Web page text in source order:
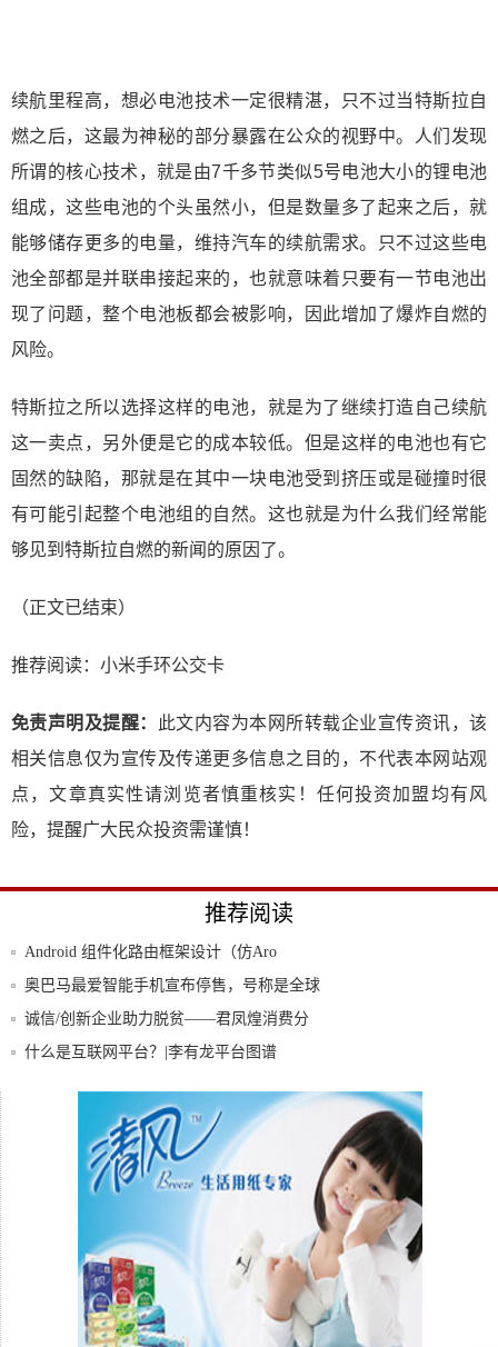
续航里程高，想必电池技术一定很精湛，只不过当特斯拉自
燃之后，这最为神秘的部分暴露在公众的视野中。人们发现
所谓的核心技术，就是由7千多节类似5号电池大小的锂电池
组成，这些电池的个头虽然小，但是数量多了起来之后，就
能够储存更多的电量，维持汽车的续航需求。只不过这些电
池全部都是并联串接起来的，也就意味着只要有一节电池出
现了问题，整个电池板都会被影响，因此增加了爆炸自燃的
风险。
特斯拉之所以选择这样的电池，就是为了继续打造自己续航
这一卖点，另外便是它的成本较低。但是这样的电池也有它
固然的缺陷，那就是在其中一块电池受到挤压或是碰撞时很
有可能引起整个电池组的自然。这也就是为什么我们经常能
够见到特斯拉自燃的新闻的原因了。
（正文已结束）
推荐阅读： 小米手环公交卡
免责声明及提醒：
此文内容为本网所转载企业宣传资讯，该
相关信息仅为宣传及传递更多信息之目的，不代表本网站观
点，文章真实性请浏览者慎重核实！任何投资加盟均有风
险，提醒广大民众投资需谨慎！
推荐阅读
Android 组件化路由框架设计（仿Aro
奥巴马最爱智能手机宣布停售，号称是全球
最安全
诚信/创新企业助力脱贫——君凤煌消费分
红共享
什么是互联网平台？|李有龙平台图谱
开启全新起点 阿里巴巴设立“防疫直采全球